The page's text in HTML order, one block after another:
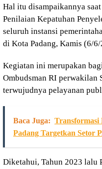
Hal itu disampaikannya
Penilaian Kepatuhan
seluruh instansi
di Kota Padang, Kamis (6/
Kegiatan ini merupakan
Ombudsman RI perwakilan
terwujudnya pelayanan
Baca Juga: Transformasi
Padang Targetkan Setor
Diketahui, Tahun 2023 lalu